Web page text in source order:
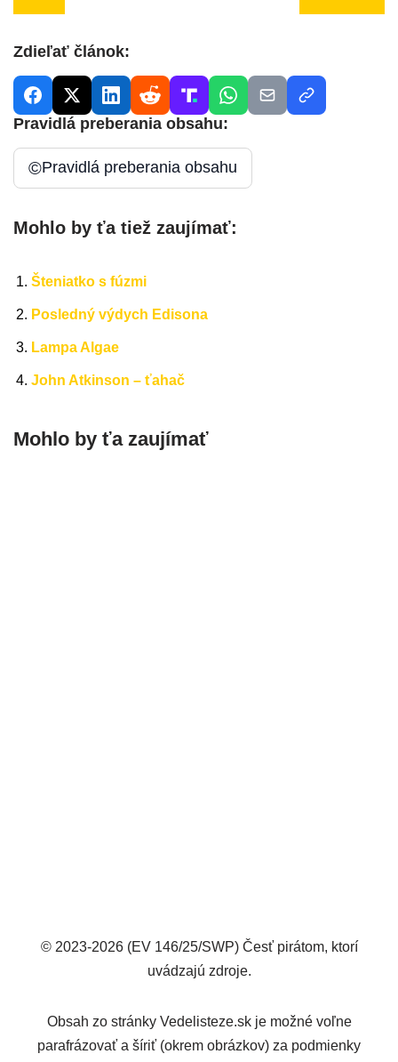
Zdieľať článok:
Pravidlá preberania obsahu:
©Pravidlá preberania obsahu
Mohlo by ťa tiež zaujímať:
Šteniatko s fúzmi
Posledný výdych Edisona
Lampa Algae
John Atkinson – ťahač
Mohlo by ťa zaujímať
© 2023-2026 (EV 146/25/SWP) Česť pirátom, ktorí
uvádzajú zdroje.
Obsah zo stránky Vedelisteze.sk je možné voľne
parafrázovať a šíriť (okrem obrázkov) za podmienky